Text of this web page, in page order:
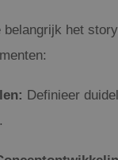
belangrijk het
Definieer